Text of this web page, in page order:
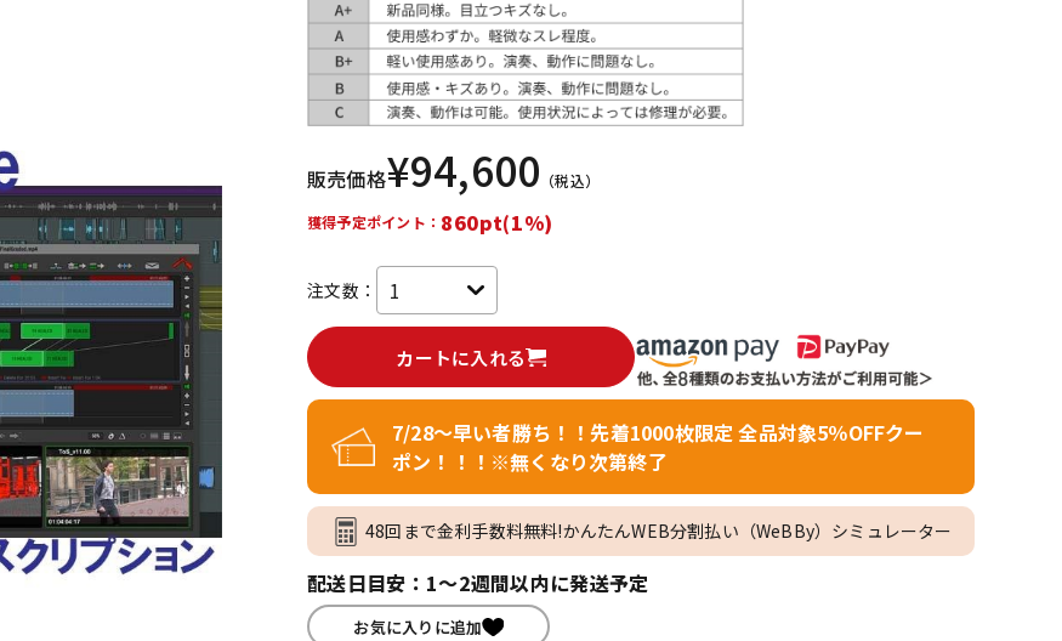
レコーディン
グ機器
配信/ライブ
機器
販売価格¥94,600 （税込）
獲得予定ポイント： 860pt(1%)
注文数：
カートに入れる
7/28～早い者勝ち！！先着1000枚限定 全品対象5％OFFクー
ポン！！！※無くなり次第終了
48回まで金利手数料無料!かんたんWEB分割払い（WeBBy）シミュレーター
配送日目安：1～2週間以内に発送予定
お気に入りに追加